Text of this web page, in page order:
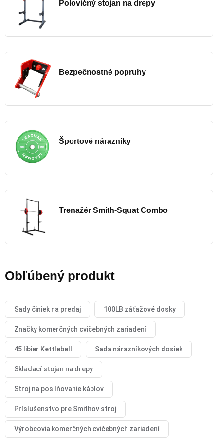
Polovičný stojan na drepy
Bezpečnostné popruhy
Športové nárazníky
Trenažér Smith-Squat Combo
Obľúbený produkt
Sady činiek na predaj 100LB záťažové dosky
Značky komerčných cvičebných zariadení
45 libier Kettlebell Sada nárazníkových dosiek
Skladací stojan na drepy
Stroj na posilňovanie káblov
Príslušenstvo pre Smithov stroj
Výrobcovia komerčných cvičebných zariadení